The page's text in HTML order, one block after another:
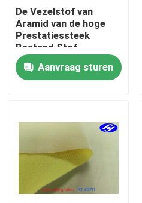
Fabrieksreis
Kwaliteitscontrole
Contacteer ons
nieuws
Vraag een offerte aan
De Stof van koolstofaramid
De Vezelstof van
Aramid van de hoge
Prestatiessteek
Bestand Stof
Gebreide met
Staaldraad
Aanvraag sturen